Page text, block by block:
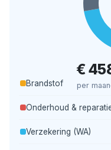
€
per
Brandstof
Onderhoud &
Verzekering (WA)